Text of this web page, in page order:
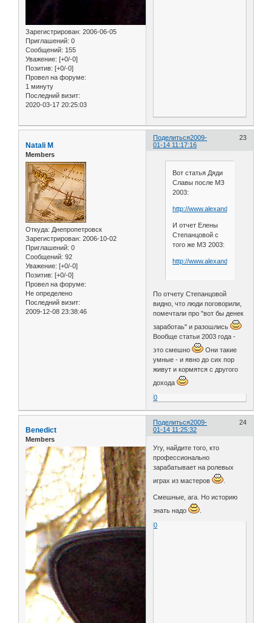
Зарегистрирован: 2006-06-05
Приглашений: 0
Сообщений: 155
Уважение: [+0/-0]
Позитив: [+0/-0]
Провел на форуме:
1 минуту
Последний визит:
2020-03-17 20:25:03
Поделиться 23
2009-
01-14 11:17:16
Natali M
Members
Откуда: Днепропетровск
Зарегистрирован: 2006-10-02
Приглашений: 0
Сообщений: 92
Уважение: [+0/-0]
Позитив: [+0/-0]
Провел на форуме:
Не определено
Последний визит:
2009-12-08 23:38:46
Вот статья Дяди
Славы после МЗ
2003:
http://www.alexander6.ru/
И отчет Елены
Степанцовой с
того же МЗ 2003:
http://www.alexander6.ru/
По отчету Степанцовой
видно, что люди поговорили,
помечтали про "вот бы денек
заработаь" и разошлись
Вообще статьи 2003 года -
это смешно
Они такие
умные - и явно до сих пор
живут и кормятся с другого
дохода
0
Поделиться 24
2009-
01-14 11:25:32
Benedict
Members
Угу, найдите того, кто
профессионально
зарабатывает на ролевых
играх из мастеров
Смешные, ага. Но историю
знать надо
0